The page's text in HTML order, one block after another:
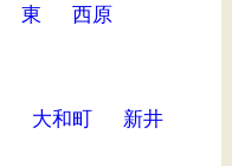
東 西原
大和町
新井